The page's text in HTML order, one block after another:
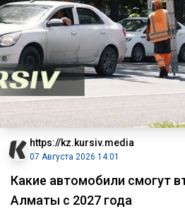
https://kz.kursiv.media
07 Августа 2026 14:01
Какие автомобили смогут
Алматы с 2027 года